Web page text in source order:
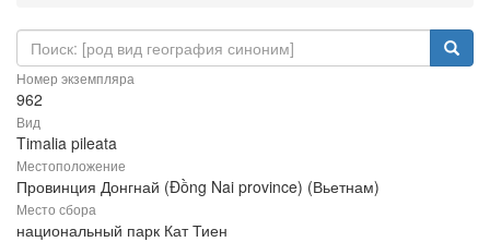
Номер экземпляра
962
Вид
Timalia pileata
Местоположение
Провинция Донгнай (Đồng Nai province) (Вьетнам)
Место сбора
национальный парк Кат Тиен